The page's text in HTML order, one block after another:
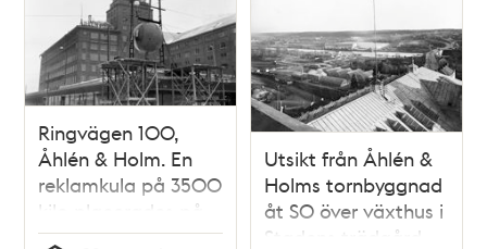
Ringvägen 100,
Åhlén & Holm. En
reklamkula på 3500
kilo placerades på
varuhusets tak. Det
Utsikt från Åhlén &
Holms tornbyggnad
åt SO över växthus i
Stadens trädgård,